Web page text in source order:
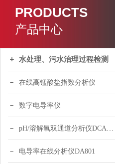
PRODUCTS
产品中心
水处理、污水治理过程检测
在线高锰酸盐指数分析仪
数字电导率仪
pH/溶解氧双通道分析仪DCA120
电导率在线分析仪DA801